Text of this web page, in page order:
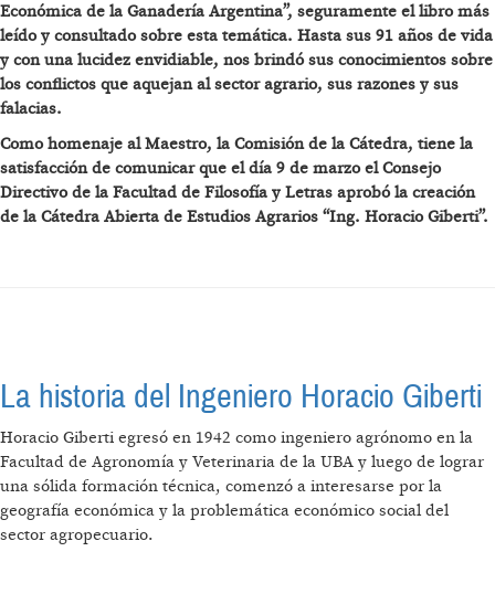
Económica de la Ganadería Argentina”, seguramente el libro más
leído y consultado sobre esta temática. Hasta sus 91 años de vida
y con una lucidez envidiable, nos brindó sus conocimientos sobre
los conflictos que aquejan al sector agrario, sus razones y sus
falacias.
Como homenaje al Maestro, la Comisión de la Cátedra, tiene la
satisfacción de comunicar que el día 9 de marzo el Consejo
Directivo de la Facultad de Filosofía y Letras aprobó la creación
de la Cátedra Abierta de Estudios Agrarios “Ing. Horacio Giberti”.
La historia del Ingeniero Horacio Giberti
Horacio Giberti egresó en 1942 como ingeniero agrónomo en la
Facultad de Agronomía y Veterinaria de la UBA y luego de lograr
una sólida formación técnica, comenzó a interesarse por la
geografía económica y la problemática económico social del
sector agropecuario.